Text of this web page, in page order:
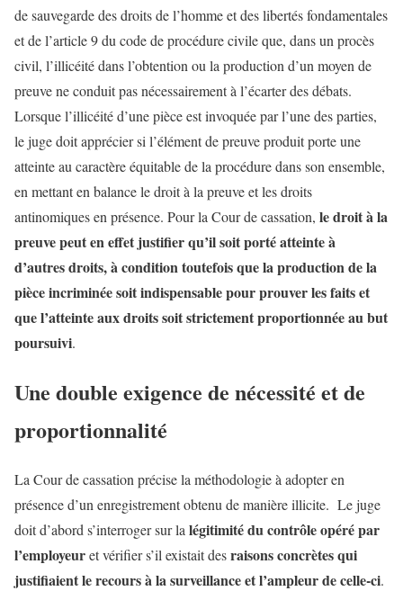
de sauvegarde des droits de l’homme et des libertés fondamentales
et de l’article 9 du code de procédure civile que, dans un procès
civil, l’illicéité dans l’obtention ou la production d’un moyen de
preuve ne conduit pas nécessairement à l’écarter des débats.
Lorsque l’illicéité d’une pièce est invoquée par l’une des parties,
le juge doit apprécier si l’élément de preuve produit porte une
atteinte au caractère équitable de la procédure dans son ensemble,
en mettant en balance le droit à la preuve et les droits
antinomiques en présence. Pour la Cour de cassation, le droit à la
preuve peut en effet justifier qu’il soit porté atteinte à
d’autres droits, à condition toutefois que la production de la
pièce incriminée soit indispensable pour prouver les faits et
que l’atteinte aux droits soit strictement proportionnée au but
poursuivi.
Une double exigence de nécessité et de
proportionnalité
La Cour de cassation précise la méthodologie à adopter en
présence d’un enregistrement obtenu de manière illicite. Le juge
doit d’abord s’interroger sur la légitimité du contrôle opéré par
l’employeuret vérifier s’il existait desraisons concrètes qui
justifiaient le recours à la surveillance et l’ampleur de celle-ci.